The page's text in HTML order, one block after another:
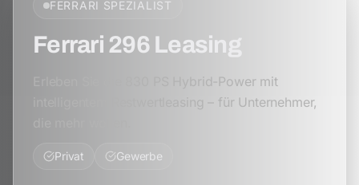
FERRARI SPEZIALIST
Ferrari 296 Leasing
Erleben Sie die 830 PS Hybrid-Power mit
intelligentem Restwertleasing – für Unternehmer,
Privat Gewerbe